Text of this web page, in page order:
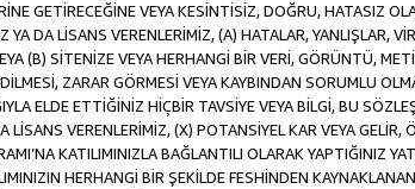
GETİRECEĞİNE VEYA KESİNTİSİZ, DOĞRU, HATASIZ
YA DA LİSANS VERENLERİMİZ, (A) HATALAR, YANLIŞLAR,
(B) SİTENİZE VEYA HERHANGİ BİR VERİ, GÖRÜNTÜ,
ZARAR GÖRMESİ VEYA KAYBINDAN SORUMLU
ELDE ETTİĞİNİZ HİÇBİR TAVSİYE VEYA BİLGİ, BU
LİSANS VERENLERİMİZ, (X) POTANSİYEL KAR VEYA
KATILIMINIZLA BAĞLANTILI OLARAK YAPTIĞINIZ
HERHANGİ BİR ŞEKİLDE FESHİNDEN